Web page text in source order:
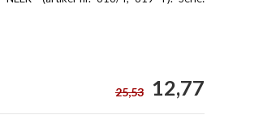
25,53 12,77